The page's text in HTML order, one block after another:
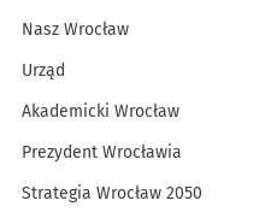
Nasz Wrocław
Urząd
Akademicki Wrocław
Prezydent Wrocławia
Strategia Wrocław 2050